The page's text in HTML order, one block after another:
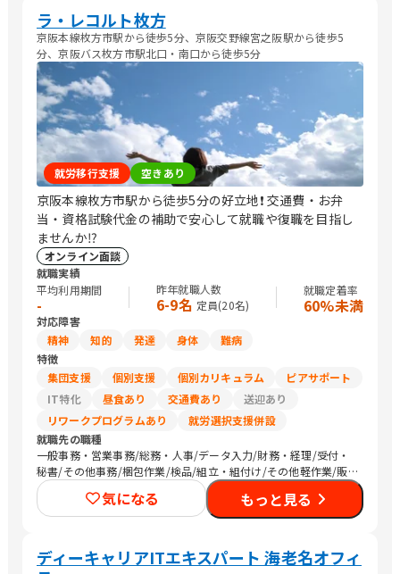
ラ・レコルト枚方
京阪本線枚方市駅から徒歩5分、京阪交野線宮之阪駅から徒歩5
分、京阪バス枚方市駅北口・南口から徒歩5分
就労移行支援 空きあり
京阪本線枚方市駅から徒歩5分の好立地❗️ 交通費・お弁
当・資格試験代金の補助で安心して就職や復職を目指し
ませんか⁉️
オンライン面談
就職実績
平均利用期間
-
昨年就職人数
6-9名 定員(20名)
就職定着率
60%未満
対応障害
精神
知的 発達 身体
難病
特徴
集団支援
個別支援 個別カリキュラム
ピアサポート
IT特化
昼食あり 交通費あり
送迎あり
リワークプログラムあり
就労選択支援併設
就職先の職種
一般事務・営業事務/総務・人事/データ入力/財務・経理/受付・
秘書/その他事務/梱包作業/検品/組立・組付け/その他軽作業/販
売スタッフ・接客/バックヤード・商品管理/看護師/介護職員・ヘ
ルパー/清掃/運搬従事者
気になる もっと見る
ディーキャリアITエキスパート 海老名オフィ